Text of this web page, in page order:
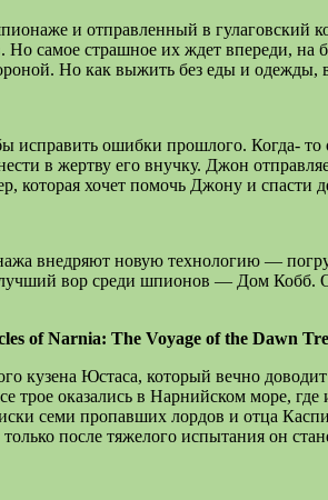
и отправленный в гулаговский
Но самое страшное их ждет впереди,
Но как выжить без еды и
ошибки прошлого. Когда- то
в жертву его внучку. Джон
которая хочет помочь Джону и
внедряют новую технологию —
вор среди шпионов — Дом
of Narnia: The Voyage of the Dawn
Юстаса, который вечно
трое оказались в Нарнийском море,
семи пропавших лордов и отца
после тяжелого испытания он